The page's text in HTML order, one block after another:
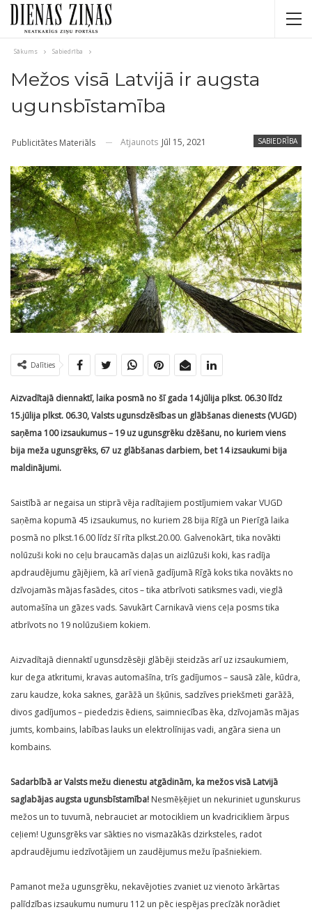
Sākums Sabiedrība
Mežos visā Latvijā ir augsta
ugunsbīstamība
SABIEDRĪBA
Publicitātes Materiāls Atjaunots Jūl 15, 2021
Dalīties
Aizvadītajā diennaktī, laika posmā no šī gada 14.jūlija plkst. 06.30 līdz
15.jūlija plkst. 06.30, Valsts ugunsdzēsības un glābšanas dienests (VUGD)
saņēma 100 izsaukumus – 19 uz ugunsgrēku dzēšanu, no kuriem viens
bija meža ugunsgrēks, 67 uz glābšanas darbiem, bet 14 izsaukumi bija
maldinājumi.
Saistībā ar negaisa un stiprā vēja radītajiem postījumiem vakar VUGD
saņēma kopumā 45 izsaukumus, no kuriem 28 bija Rīgā un Pierīgā laika
posmā no plkst.16.00 līdz šī rīta plkst.20.00. Galvenokārt, tika novākti
nolūzuši koki no ceļu braucamās daļas un aizlūzuši koki, kas radīja
apdraudējumu gājējiem, kā arī vienā gadījumā Rīgā koks tika novākts no
dzīvojamās mājas fasādes, citos – tika atbrīvoti satiksmes vadi, vieglā
automašīna un gāzes vads. Savukārt Carnikavā viens ceļa posms tika
atbrīvots no 19 nolūzušiem kokiem.
Aizvadītajā diennaktī ugunsdzēsēji glābēji steidzās arī uz izsaukumiem,
kur dega atkritumi, kravas automašīna, trīs gadījumos – sausā zāle, kūdra,
zaru kaudze, koka saknes, garāžā un šķūnis, sadzīves priekšmeti garāžā,
divos gadījumos – piededzis ēdiens, saimniecības ēka, dzīvojamās mājas
jumts, kombains, labības lauks un elektrolīnijas vadi, angāra siena un
kombains.
Sadarbībā ar Valsts mežu dienestu atgādinām, ka mežos visā Latvijā
saglabājas augsta ugunsbīstamība! Nesmēķējiet un nekuriniet ugunskurus
mežos un to tuvumā, nebrauciet ar motocikliem un kvadricikliem ārpus
ceļiem! Ugunsgrēks var sākties no vismazākās dzirksteles, radot
apdraudējumu iedzīvotājiem un zaudējumus mežu īpašniekiem.
Pamanot meža ugunsgrēku, nekavējoties zvaniet uz vienoto ārkārtas
palīdzības izsaukumu numuru 112 un pēc iespējas precīzāk norādiet